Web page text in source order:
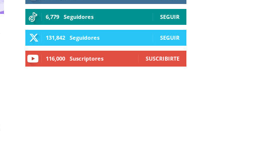
6,779 Seguidores SEGUIR
131,842 Seguidores SEGUIR
116,000 Suscriptores SUSCRIBIRTE